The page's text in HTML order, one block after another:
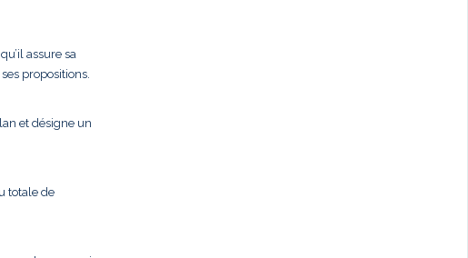
assure sa
propositions.
et désigne un
totale de